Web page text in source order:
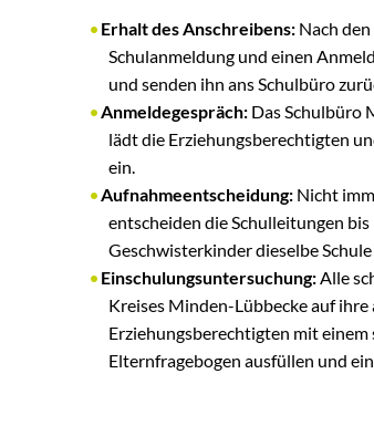
Erhalt des Anschreibens: Nach
Schulanmeldung und einen
und senden ihn ans Schulbüro
Anmeldegespräch: Das Schulbüro
lädt die Erziehungsberechtigten
ein.
Aufnahmeentscheidung: Nicht
entscheiden die Schulleitungen
Geschwisterkinder dieselbe
Einschulungsuntersuchung:Alle
Kreises Minden-Lübbecke auf
Erziehungsberechtigten mit einem
Elternfragebogen ausfüllen und